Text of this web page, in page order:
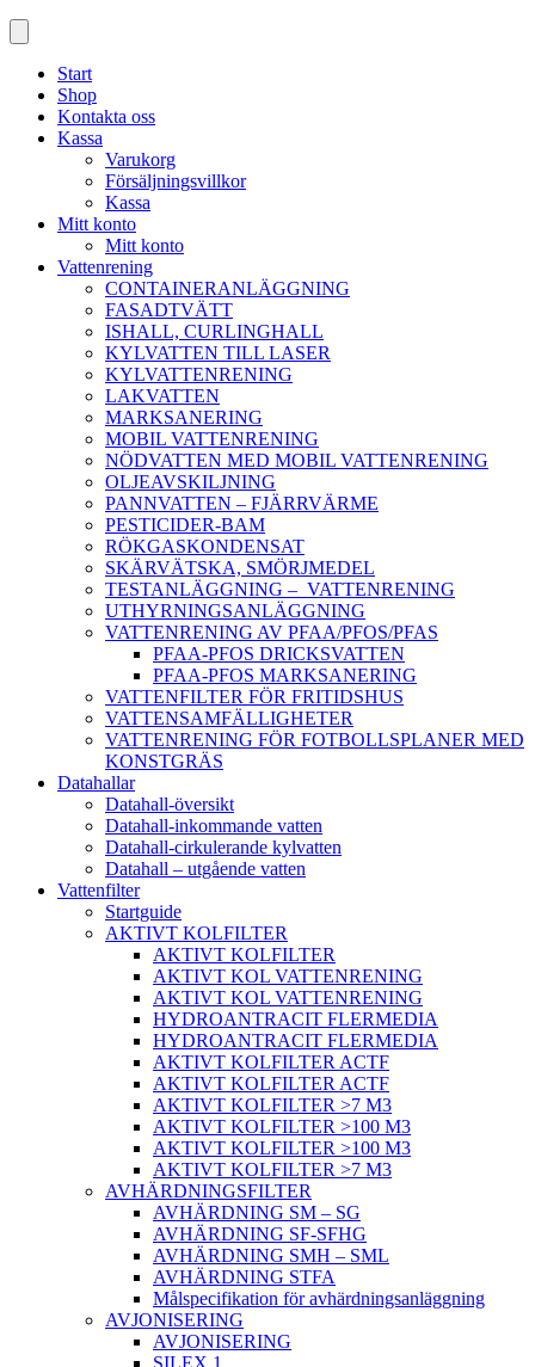
Start
Shop
Kontakta oss
Kassa
Varukorg
Försäljningsvillkor
Kassa
Mitt konto
Mitt konto
Vattenrening
CONTAINERANLÄGGNING
FASADTVÄTT
ISHALL, CURLINGHALL
KYLVATTEN TILL LASER
KYLVATTENRENING
LAKVATTEN
MARKSANERING
MOBIL VATTENRENING
NÖDVATTEN MED MOBIL VATTENRENING
OLJEAVSKILJNING
PANNVATTEN – FJÄRRVÄRME
PESTICIDER-BAM
RÖKGASKONDENSAT
SKÄRVÄTSKA, SMÖRJMEDEL
TESTANLÄGGNING – VATTENRENING
UTHYRNINGSANLÄGGNING
VATTENRENING AV PFAA/PFOS/PFAS
PFAA-PFOS DRICKSVATTEN
PFAA-PFOS MARKSANERING
VATTENFILTER FÖR FRITIDSHUS
VATTENSAMFÄLLIGHETER
VATTENRENING FÖR FOTBOLLSPLANER MED
KONSTGRÄS
Datahallar
Datahall-översikt
Datahall-inkommande vatten
Datahall-cirkulerande kylvatten
Datahall – utgående vatten
Vattenfilter
Startguide
AKTIVT KOLFILTER
AKTIVT KOLFILTER
AKTIVT KOL VATTENRENING
AKTIVT KOL VATTENRENING
HYDROANTRACIT FLERMEDIA
HYDROANTRACIT FLERMEDIA
AKTIVT KOLFILTER ACTF
AKTIVT KOLFILTER ACTF
AKTIVT KOLFILTER >7 M3
AKTIVT KOLFILTER >100 M3
AKTIVT KOLFILTER >100 M3
AKTIVT KOLFILTER >7 M3
AVHÄRDNINGSFILTER
AVHÄRDNING SM – SG
AVHÄRDNING SF-SFHG
AVHÄRDNING SMH – SML
AVHÄRDNING STFA
Målspecifikation för avhärdningsanläggning
AVJONISERING
AVJONISERING
SILEX 1